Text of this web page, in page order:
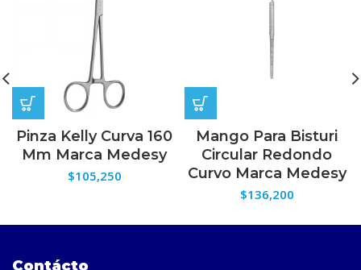
Pinza Kelly Curva 160
Mm Marca Medesy
$105,250
Mango Para Bisturi
Circular Redondo
Curvo Marca Medesy
$136,200
Contácto